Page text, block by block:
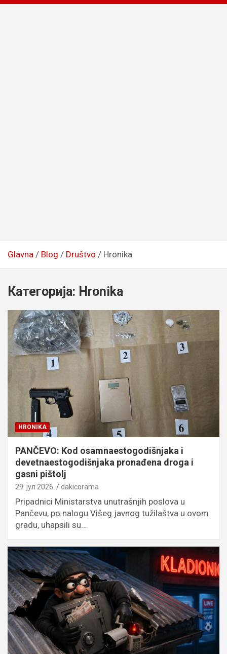
Glavna Blog Društvo Hronika
Категорија: Hronika
HRONIKA
PANČEVO: Kod osamnaestogodišnjaka i
devetnaestogodišnjaka pronađena droga i
gasni pištolj
29. јул 2026. dakicorama
Pripadnici Ministarstva unutrašnjih poslova u
Pančevu, po nalogu Višeg javnog tužilaštva u ovom
gradu, uhapsili su…